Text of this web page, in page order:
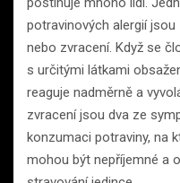
potravinových alergií
nebo zvracení. Když se
s určitými látkami
reaguje nadměrně a
zvracení jsou dva ze
konzumaci potraviny, na
mohou být nepříjemné a